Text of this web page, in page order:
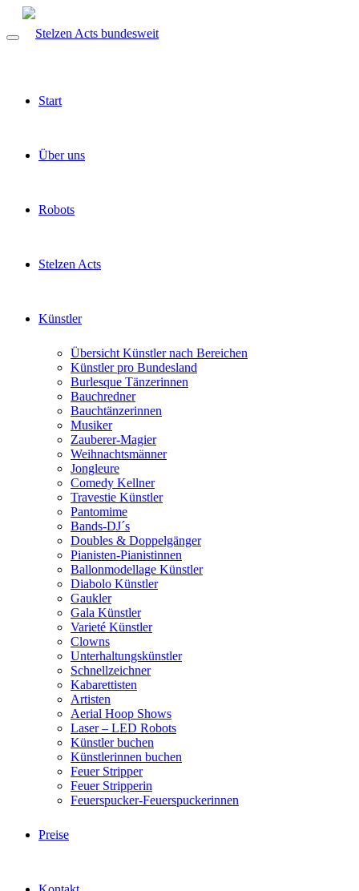
Start
Über uns
Robots
Stelzen Acts
Künstler
Übersicht Künstler nach Bereichen
Künstler pro Bundesland
Burlesque Tänzerinnen
Bauchredner
Bauchtänzerinnen
Musiker
Zauberer-Magier
Weihnachtsmänner
Jongleure
Comedy Kellner
Travestie Künstler
Pantomime
Bands-DJ´s
Doubles & Doppelgänger
Pianisten-Pianistinnen
Ballonmodellage Künstler
Diabolo Künstler
Gaukler
Gala Künstler
Varieté Künstler
Clowns
Unterhaltungskünstler
Schnellzeichner
Kabarettisten
Artisten
Aerial Hoop Shows
Laser – LED Robots
Künstler buchen
Künstlerinnen buchen
Feuer Stripper
Feuer Stripperin
Feuerspucker-Feuerspuckerinnen
Preise